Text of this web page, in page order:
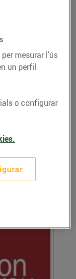
per a la
través de
mesurar l’ús
un perfil
o configurar